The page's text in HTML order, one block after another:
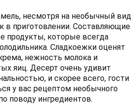
несмотря на необычный вид
в приготовлении. Составляющие
продукты, которые всегда
Сладкоежки оценят
нежность молока и
яиц. Десерт очень удивит
и скорее всего, гости
у вас рецептом необычного
поводу ингредиентов.